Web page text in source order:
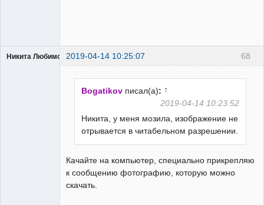
68
Никита Любимов 2019-04-14 10:25:07
Bogatikov писал(а): ↑
2019-04-14 10:23:52
Никита, у меня мозила, изображение не
отрывается в читабельном разрешении.
Качайте на компьютер, специально прикрепляю
к сообщению фотографию, которую можно
скачать.